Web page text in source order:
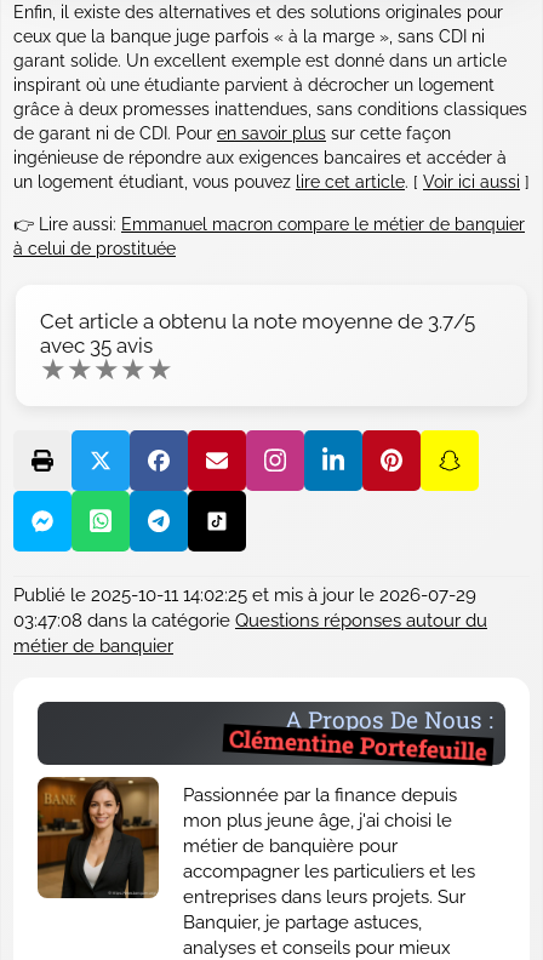
Enfin, il existe des alternatives et des solutions originales pour
ceux que la banque juge parfois « à la marge », sans CDI ni
garant solide. Un excellent exemple est donné dans un article
inspirant où une étudiante parvient à décrocher un logement
grâce à deux promesses inattendues, sans conditions classiques
de garant ni de CDI. Pour en savoir plus sur cette façon
ingénieuse de répondre aux exigences bancaires et accéder à
un logement étudiant, vous pouvez lire cet article. [ Voir ici aussi ]
👉 Lire aussi: Emmanuel macron compare le métier de banquier
à celui de prostituée
Cet article a obtenu la note moyenne de 3.7/5
avec 35 avis
★★★★★
Publié le 2025-10-11 14:02:25 et mis à jour le 2026-07-29
03:47:08 dans la catégorie Questions réponses autour du
métier de banquier
A Propos De Nous :
Clémentine Portefeuille
Passionnée par la finance depuis
mon plus jeune âge, j'ai choisi le
métier de banquière pour
accompagner les particuliers et les
entreprises dans leurs projets. Sur
Banquier, je partage astuces,
analyses et conseils pour mieux